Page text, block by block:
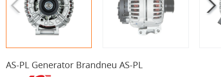
AS-PL Generator Brandneu AS-PL